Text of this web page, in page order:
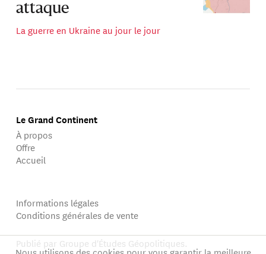
attaque
La guerre en Ukraine au jour le jour
Le Grand Continent
À propos
Offre
Accueil
Informations légales
Conditions générales de vente
Publié par Groupe d'Études Géopolitiques.